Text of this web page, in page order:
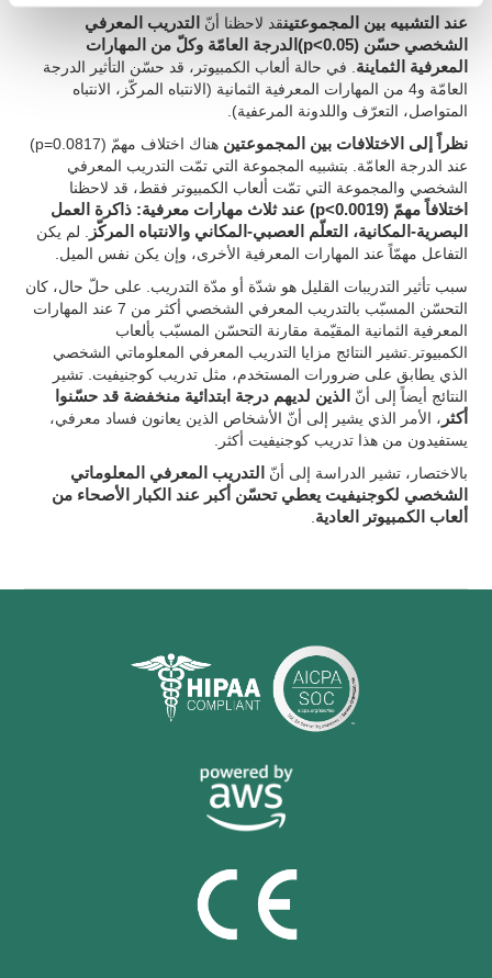
عند التشبيه بين المجموعتينقد لاحظنا أنّ
التدريب المعرفي
الشخصي حسّن (p<0.05)الدرجة العامّة وكلّ من المهارات
المعرفية الثماينة . في حالة ألعاب الكمبيوتر، قد حسّن التأثير الدرجة
العامّة و4 من المهارات المعرفية الثمانية (الانتباه المركّز، الانتباه
المتواصل، التعرّف واللدونة المرعفية).
نظراً إلى الاختلافات بين المجموعتين
هناك اختلاف مهمّ (p=0.0817)
عند الدرجة العامّة. بتشبيه المجموعة التي تمّت التدريب المعرفي
الشخصي والمجموعة التي تمّت ألعاب الكمبيوتر فقط، قد لاحظنا
اختلافاً مهمّ (p<0.0019) عند ثلاث مهارات معرفية: ذاكرة العمل
البصرية-المكانية، التعلّم العصبي-المكاني والانتباه المركّز
. لم يكن
التفاعل مهمّاً عند المهارات المعرفية الأخرى، وإن يكن نفس الميل.
سبب تأثير التدريبات القليل هو شدّة أو مدّة التدريب. على حلّ حال، كان
التحسّن المسبّب بالتدريب المعرفي الشخصي أكثر من 7 عند المهارات
المعرفية الثمانية المقيّمة مقارنة التحسّن المسبّب بألعاب
الكمبيوتر.تشير النتائج مزايا التدريب المعرفي المعلوماتي الشخصي
الذي يطابق على ضرورات المستخدم، مثل تدريب كوجنيفيت. تشير
النتائج أيضاً إلى أنّ
الذين لديهم درجة ابتدائية منخفضة قد حسّنوا
أكثر ، الأمر الذي يشير إلى أنّ الأشخاص الذين يعانون فساد معرفي،
يستفيدون من هذا تدريب كوجنيفيت أكثر.
بالاختصار، تشير الدراسة إلى أنّ
التدريب المعرفي المعلوماتي
الشخصي لكوجنيفيت يعطي تحسّن أكبر عند الكبار الأصحاء من
ألعاب الكمبيوتر العادية